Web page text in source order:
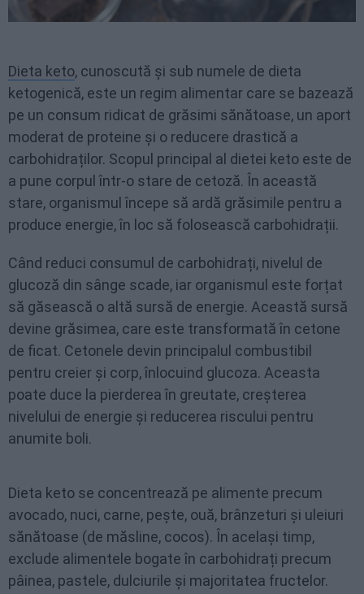
Dieta keto, cunoscută și sub numele de dieta
ketogenică, este un regim alimentar care se bazează
pe un consum ridicat de grăsimi sănătoase, un aport
moderat de proteine și o reducere drastică a
carbohidraților. Scopul principal al dietei keto este de
a pune corpul într-o stare de cetoză. În această
stare, organismul începe să ardă grăsimile pentru a
produce energie, în loc să folosească carbohidrații.
Când reduci consumul de carbohidrați, nivelul de
glucoză din sânge scade, iar organismul este forțat
să găsească o altă sursă de energie. Această sursă
devine grăsimea, care este transformată în cetone
de ficat. Cetonele devin principalul combustibil
pentru creier și corp, înlocuind glucoza. Aceasta
poate duce la pierderea în greutate, creșterea
nivelului de energie și reducerea riscului pentru
anumite boli.
Dieta keto se concentrează pe alimente precum
avocado, nuci, carne, pește, ouă, brânzeturi și uleiuri
sănătoase (de măsline, cocos). În același timp,
exclude alimentele bogate în carbohidrați precum
pâinea, pastele, dulciurile și majoritatea fructelor.